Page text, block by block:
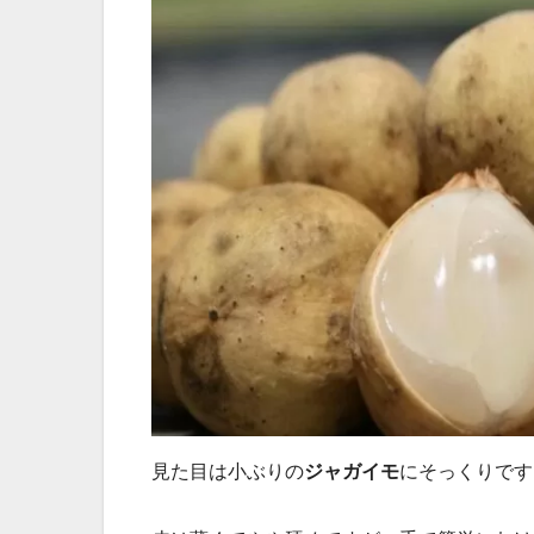
見た目は小ぶりのジャガイモにそっくりで